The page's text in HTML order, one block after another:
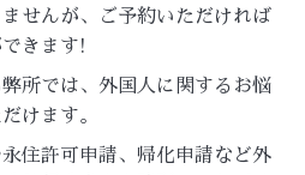
せんが、ご予約いただければ
きます!
所では、外国人に関するお悩
けます。
住許可申請、帰化申請など外